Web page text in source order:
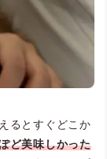
るとすぐどこか
ど美味しかった